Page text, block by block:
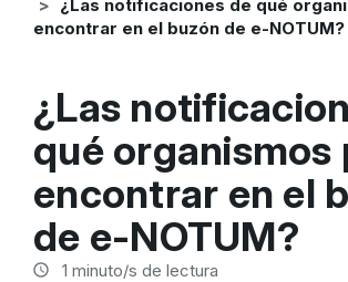
¿Las notificaciones de qué
encontrar en el buzón de e-NOTUM?
¿Las
qué organismos
encontrar en el
de e-NOTUM?
1 minuto/s de lectura